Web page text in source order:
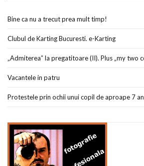
Bine ca nu a trecut prea mult timp!
Clubul de Karting Bucuresti. e-Karting
„Admiterea” la pregatitoare (II). Plus „my two
Vacantele in patru
Protestele prin ochii unui copil de aproape 7